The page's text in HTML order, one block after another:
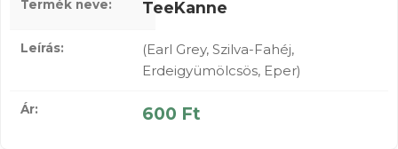
TeeKanne
(Earl Grey, Szilva-Fahéj,
Erdeigyümölcsös, Eper)
600 Ft